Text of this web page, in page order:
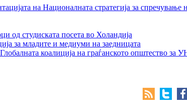
на Националната стратегија за
од студиската посета во Холандија
за младите и медиуми на заедницата
коалиција на граѓанското општество за